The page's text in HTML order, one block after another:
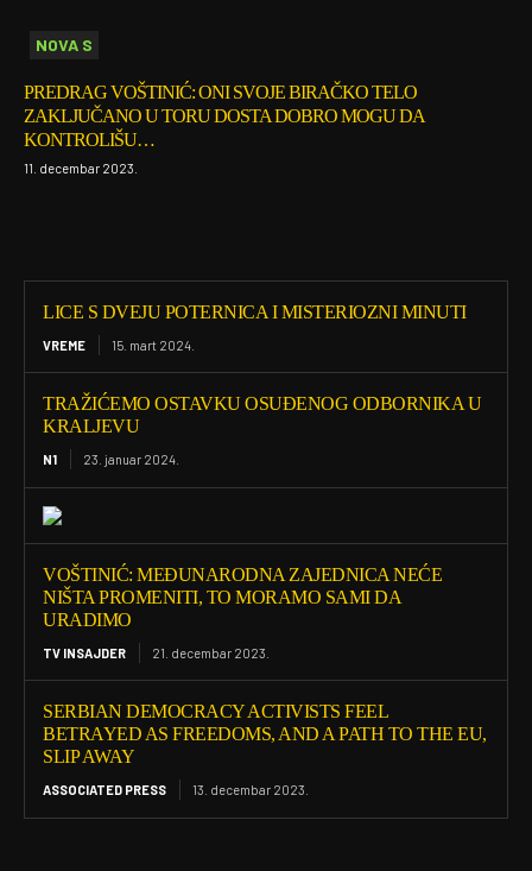
NOVA S
PREDRAG VOŠTINIĆ: ONI SVOJE BIRAČKO TELO
ZAKLJUČANO U TORU DOSTA DOBRO MOGU DA
KONTROLIŠU…
11. decembar 2023.
LICE S DVEJU POTERNICA I MISTERIOZNI MINUTI
VREME 15. mart 2024.
TRAŽIĆEMO OSTAVKU OSUĐENOG ODBORNIKA U
KRALJEVU
N1 23. januar 2024.
VOŠTINIĆ: MEĐUNARODNA ZAJEDNICA NEĆE
NIŠTA PROMENITI, TO MORAMO SAMI DA
URADIMO
TV INSAJDER 21. decembar 2023.
SERBIAN DEMOCRACY ACTIVISTS FEEL
BETRAYED AS FREEDOMS, AND A PATH TO THE EU,
SLIP AWAY
ASSOCIATED PRESS 13. decembar 2023.